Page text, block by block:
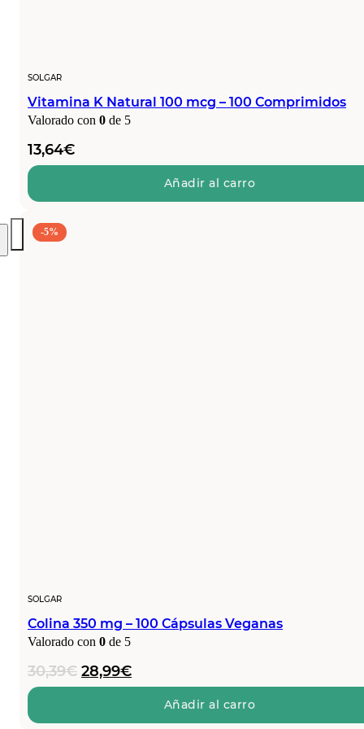
SOLGAR
Vitamina K Natural 100 mcg – 100 Comprimidos
Valorado con 0 de 5
13,64€
Añadir al carro
-5%
SOLGAR
Colina 350 mg – 100 Cápsulas Veganas
Valorado con 0 de 5
30,39€ El
precio
era:
28,99€El
precio
actual
es:
Añadir al carro